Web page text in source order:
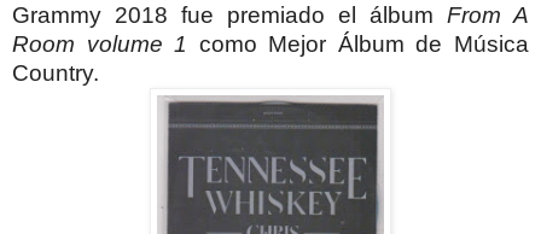
Grammy 2018 fue premiado el álbum From A
Room volume 1 como Mejor Álbum de Música
Country.